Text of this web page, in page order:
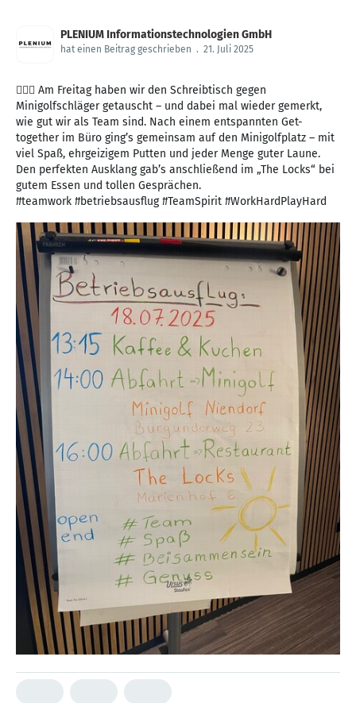
PLENIUM Informationstechnologien GmbH
hat einen Beitrag geschrieben . 21. Juli 2025
🏌️‍♀️🎯 Am Freitag haben wir den Schreibtisch gegen
Minigolfschläger getauscht – und dabei mal wieder gemerkt,
wie gut wir als Team sind. Nach einem entspannten Get-
together im Büro ging’s gemeinsam auf den Minigolfplatz – mit
viel Spaß, ehrgeizigem Putten und jeder Menge guter Laune.
Den perfekten Ausklang gab’s anschließend im „The Locks“ bei
gutem Essen und tollen Gesprächen.
#teamwork #betriebsausflug #TeamSpirit #WorkHardPlayHard